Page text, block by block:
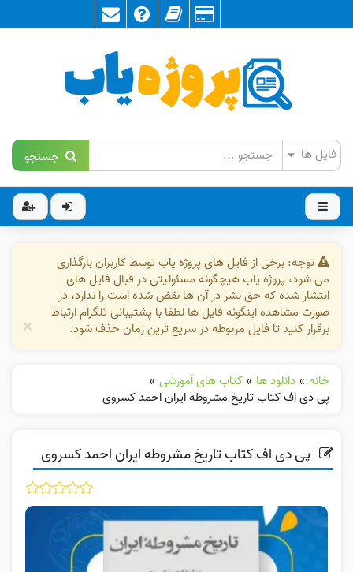
جستجو
توجه: برخی از فایل های پروژه یاب توسط کاربران بارگذاری
می شود، پروژه یاب هیچگونه مسئولیتی در قبال فایل های
انتشار شده که حق نشر در آن ها نقض شده است را ندارد، در
صورت مشاهده اینگونه فایل ها لطفا با پشتیبانی تلگرام ارتباط
برقرار کنید تا فایل مربوطه در سریع ترین زمان حذف شود.
×
خانه » دانلود ها » کتاب های آموزشی »
پی دی اف کتاب تاریخ مشروطه ایران احمد کسروی
پی دی اف کتاب تاریخ مشروطه ایران احمد کسروی